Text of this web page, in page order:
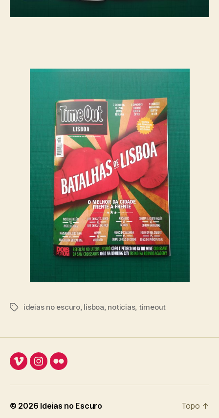
Etiquetas
ideias no escuro, lisboa, noticias, timeout
VimeoInstagram
Flickr
© 2026 Ideias no Escuro Topo ↑